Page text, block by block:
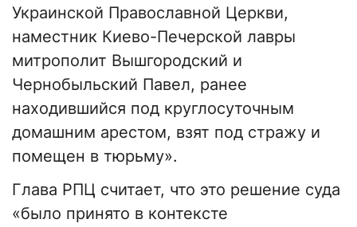
Украинской Православной Церкви,
наместник Киево-Печерской лавры
митрополит Вышгородский и
Чернобыльский Павел, ранее
находившийся под круглосуточным
домашним арестом, взят под стражу и
помещен в тюрьму».
Глава РПЦ считает, что это решение суда
«было принято в контексте